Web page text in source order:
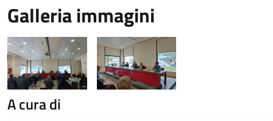
Galleria immagini
A cura di